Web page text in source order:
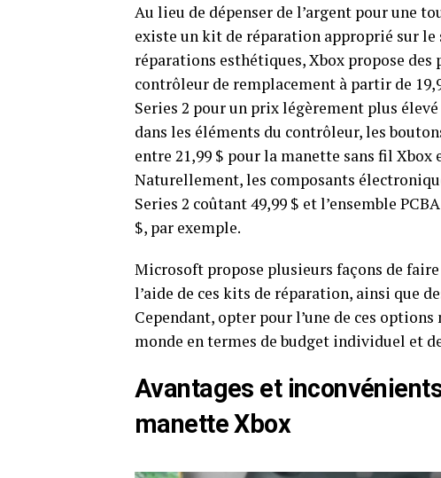
Au lieu de dépenser de l’argent pour une
existe un kit de réparation approprié sur le
réparations esthétiques, Xbox propose
contrôleur de remplacement à partir de
Series 2 pour un prix légèrement plus
dans les éléments du contrôleur, les
entre 21,99 $ pour la manette sans fil
Naturellement, les composants
Series 2 coûtant 49,99 $ et l’ensemble
$, par exemple.
Microsoft propose plusieurs façons de
l’aide de ces kits de réparation, ainsi que
Cependant, opter pour l’une de ces
monde en termes de budget individuel et
Avantages et
manette Xbox